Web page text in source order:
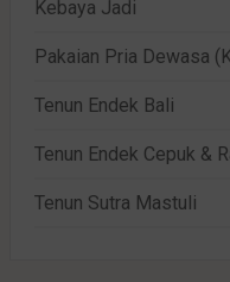
Kebaya Jadi
Pakaian Pria Dewasa
Tenun Endek Bali
Tenun Endek Cepuk &
Tenun Sutra Mastuli